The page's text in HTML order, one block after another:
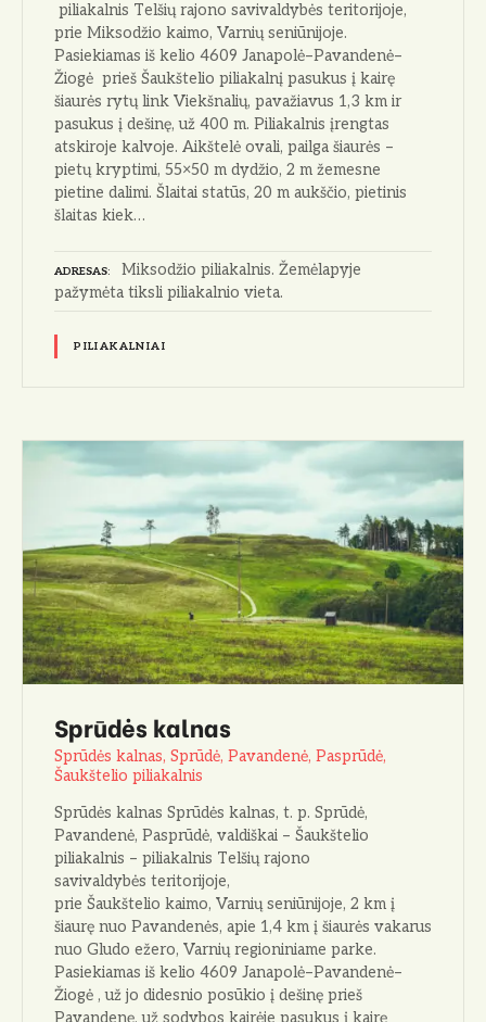
piliakalnis Telšių rajono savivaldybės teritorijoje,
prie Miksodžio kaimo, Varnių seniūnijoje.
Pasiekiamas iš kelio 4609 Janapolė–Pavandenė–
Žiogė prieš Šaukštelio piliakalnį pasukus į kairę
šiaurės rytų link Viekšnalių, pavažiavus 1,3 km ir
pasukus į dešinę, už 400 m. Piliakalnis įrengtas
atskiroje kalvoje. Aikštelė ovali, pailga šiaurės –
pietų kryptimi, 55×50 m dydžio, 2 m žemesne
pietine dalimi. Šlaitai statūs, 20 m aukščio, pietinis
šlaitas kiek…
ADRESAS
Miksodžio piliakalnis. Žemėlapyje
pažymėta tiksli piliakalnio vieta.
PILIAKALNIAI
Sprūdės kalnas
Sprūdės kalnas, Sprūdė, Pavandenė, Pasprūdė,
Šaukštelio piliakalnis
Sprūdės kalnas Sprūdės kalnas, t. p. Sprūdė,
Pavandenė, Pasprūdė, valdiškai – Šaukštelio
piliakalnis – piliakalnis Telšių rajono
savivaldybės teritorijoje,
prie Šaukštelio kaimo, Varnių seniūnijoje, 2 km į
šiaurę nuo Pavandenės, apie 1,4 km į šiaurės vakarus
nuo Gludo ežero, Varnių regioniniame parke.
Pasiekiamas iš kelio 4609 Janapolė–Pavandenė–
Žiogė , už jo didesnio posūkio į dešinę prieš
Pavandenę, už sodybos kairėje pasukus į kairę